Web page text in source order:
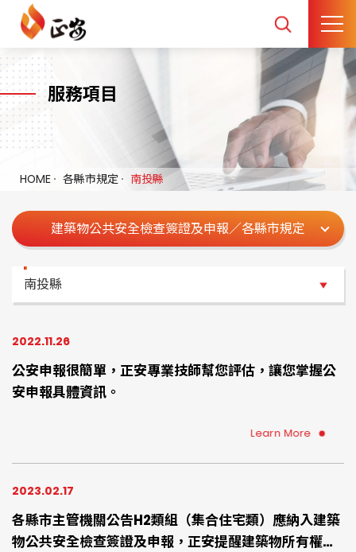
服務項目
HOME 各縣市規定 南投縣
建築物公共安全檢查簽證及申報／各縣市規定
南投縣
南投縣
2022.11.26
公安申報很簡單，正安專業技師幫您評估，讓您掌握公
安申報具體資訊。
Learn More
2023.02.17
各縣市主管機關公告H2類組（集合住宅類）應納入建築
物公共安全檢查簽證及申報，正安提醒建築物所有權